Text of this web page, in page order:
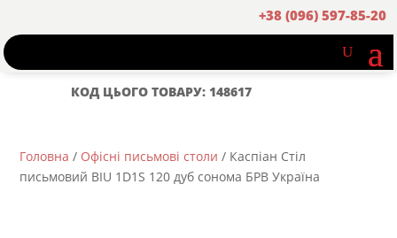
+38 (096) 597-85-20
КОД ЦЬОГО ТОВАРУ: 148617
Головна / Офісні письмові столи / Каспіан Стіл
письмовий BIU 1D1S 120 дуб сонома БРВ Україна